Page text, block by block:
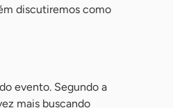
discutiremos como
evento. Segundo a
mais buscando